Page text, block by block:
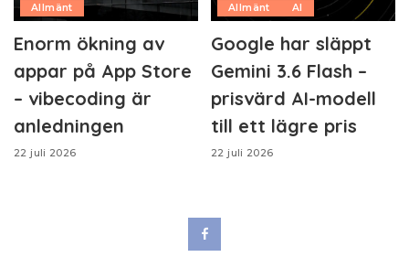
Allmänt
Enorm ökning av
appar på App Store
– vibecoding är
anledningen
22 juli 2026
Allmänt AI
Google har släppt
Gemini 3.6 Flash –
prisvärd AI-modell
till ett lägre pris
22 juli 2026